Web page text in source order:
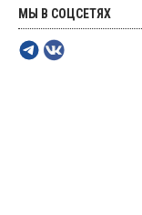
МЫ В СОЦСЕТЯХ